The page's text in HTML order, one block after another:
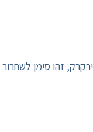
זהו סימן